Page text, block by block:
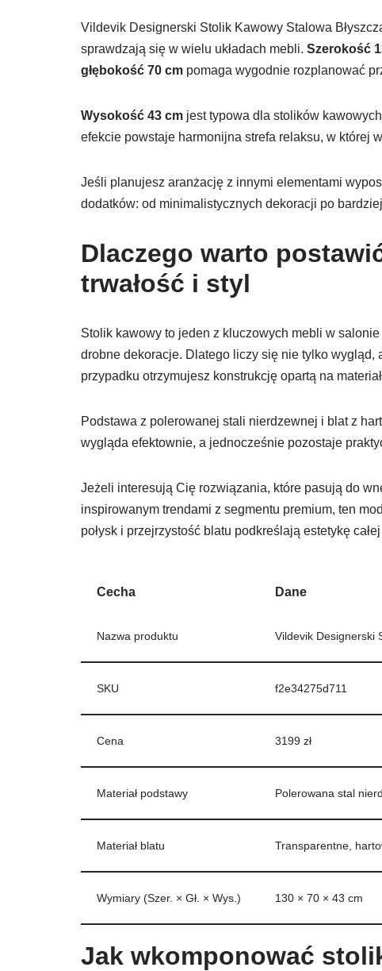
Vildevik Designerski Stolik Kawowy Stalowa
sprawdzają się w wielu układach mebli. Szerokość
głębokość 70 cm pomaga wygodnie rozplanować
Wysokość 43 cm jest typowa dla stolików
efekcie powstaje harmonijna strefa relaksu, w której
Jeśli planujesz aranżację z innymi elementami
dodatków: od minimalistycznych dekoracji po
Dlaczego warto
trwałość i styl
Stolik kawowy to jeden z kluczowych mebli w
drobne dekoracje. Dlatego liczy się nie tylko wygląd,
przypadku otrzymujesz konstrukcję opartą na
Podstawa z polerowanej stali nierdzewnej i blat z
wygląda efektownie, a jednocześnie pozostaje
Jeżeli interesują Cię rozwiązania, które pasują do
inspirowanym trendami z segmentu premium, ten
połysk i przejrzystość blatu podkreślają estetykę
Cecha Dane
Nazwa produktu Vildevik Designerski
SKU f2e34275d711
Cena 3199 zł
Materiał podstawy Polerowana stal
Materiał blatu Transparentne,
Wymiary (Szer. × Gł. × Wys.) 130 × 70 × 43 cm
Jak wkomponować